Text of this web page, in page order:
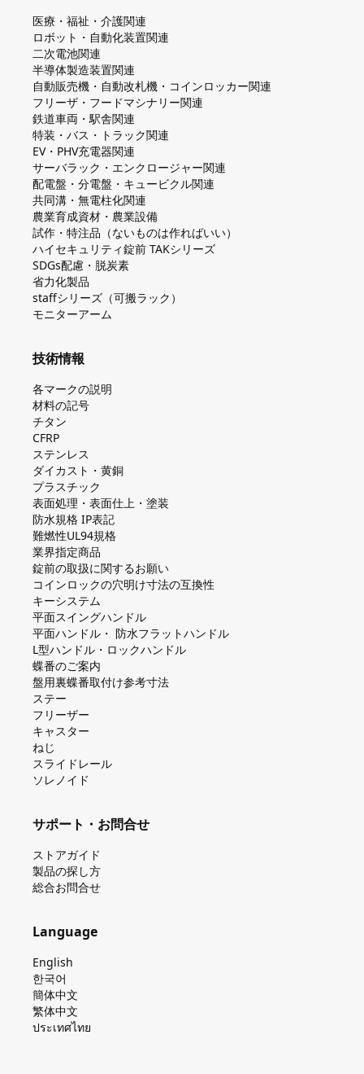
医療・福祉・介護関連
ロボット・自動化装置関連
二次電池関連
半導体製造装置関連
自動販売機・自動改札機・コインロッカー関連
フリーザ・フードマシナリー関連
鉄道車両・駅舎関連
特装・バス・トラック関連
EV・PHV充電器関連
サーバラック・エンクロージャー関連
配電盤・分電盤・キュービクル関連
共同溝・無電柱化関連
農業育成資材・農業設備
試作・特注品（ないものは作ればいい）
ハイセキュリティ錠前 TAKシリーズ
SDGs配慮・脱炭素
省力化製品
staffシリーズ（可搬ラック）
モニターアーム
技術情報
各マークの説明
材料の記号
チタン
CFRP
ステンレス
ダイカスト・⻩銅
プラスチック
表面処理・表面仕上・塗装
防⽔規格 IP表記
難燃性UL94規格
業界指定商品
錠前の取扱に関するお願い
コインロックの⽳明け⼨法の互換性
キーシステム
平⾯スイングハンドル
平⾯ハンドル・ 防⽔フラットハンドル
L型ハンドル・ロックハンドル
蝶番のご案内
盤⽤裏蝶番取付け参考⼨法
ステー
フリーザー
キャスター
ねじ
スライドレール
ソレノイド
サポート・お問合せ
ストアガイド
製品の探し⽅
総合お問合せ
Language
English
한국어
簡体中文
繁体中文
ประเทศไทย